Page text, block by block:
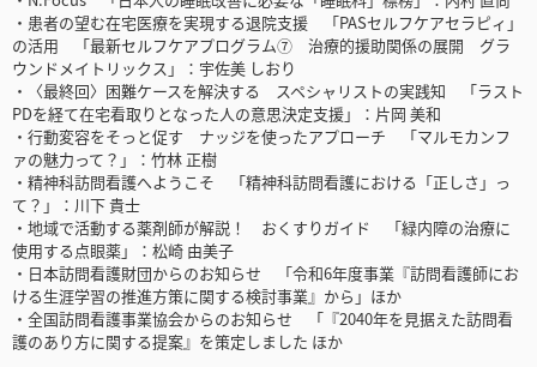
・患者の望む在宅医療を実現する退院支援 「PASセルフケアセラピィ」
の活用 「最新セルフケアプログラム⑦ 治療的援助関係の展開 グラ
ウンドメイトリックス」：宇佐美 しおり
・〈最終回〉困難ケースを解決する スペシャリストの実践知 「ラスト
PDを経て在宅看取りとなった人の意思決定支援」：片岡 美和
・行動変容をそっと促す ナッジを使ったアプローチ 「マルモカンフ
ァの魅力って？」：竹林 正樹
・精神科訪問看護へようこそ 「精神科訪問看護における「正しさ」っ
て？」：川下 貴士
・地域で活動する薬剤師が解説！ おくすりガイド 「緑内障の治療に
使用する点眼薬」：松崎 由美子
・日本訪問看護財団からのお知らせ 「令和6年度事業『訪問看護師にお
ける生涯学習の推進方策に関する検討事業』から」ほか
・全国訪問看護事業協会からのお知らせ 「『2040年を見据えた訪問看
護のあり方に関する提案』を策定しました ほか